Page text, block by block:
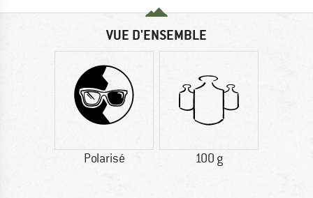
VUE D'ENSEMBLE
Polarisé 100 g